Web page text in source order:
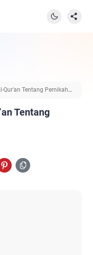
Tentang Pernikahan
Tentang